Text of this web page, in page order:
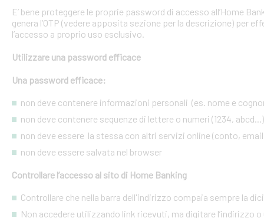
E’ bene proteggere le proprie password di accesso all’Home
genera l’OTP (vedere apposita sezione per la descrizione) per
l’accesso a proprio uso esclusivo.
Utilizzare una password efficace
Una password efficace:
non deve contenere informazioni personali (es. nome e
non deve contenere sequenze di lettere o numeri (1234, abcd...)
non deve essere la stessa con altri servizi online (conto,
non deve essere salvata nel browser
Controllare l’accesso al sito di Home Banking
Controllare che nella barra dell'indirizzo compaia sempre la
Non accedere utilizzando link ricevuti, ma digitare l’indirizzo